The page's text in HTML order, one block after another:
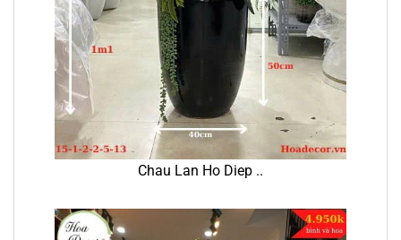
Chau Lan Ho Diep ..